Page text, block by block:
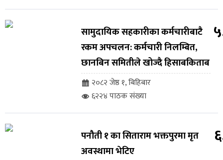
सामुदायिक सहकारीका कर्मचारीबाटै
रकम अपचलन: कर्मचारी निलम्बित,
छानबिन समितीले खोज्दै हिसाबकिताब
२०८२ जेष्ठ १, बिहिबार
६२२४ पाठक संख्या
पनौती १ का सिताराम भक्तपुरमा मृत
अवस्थामा भेटिए